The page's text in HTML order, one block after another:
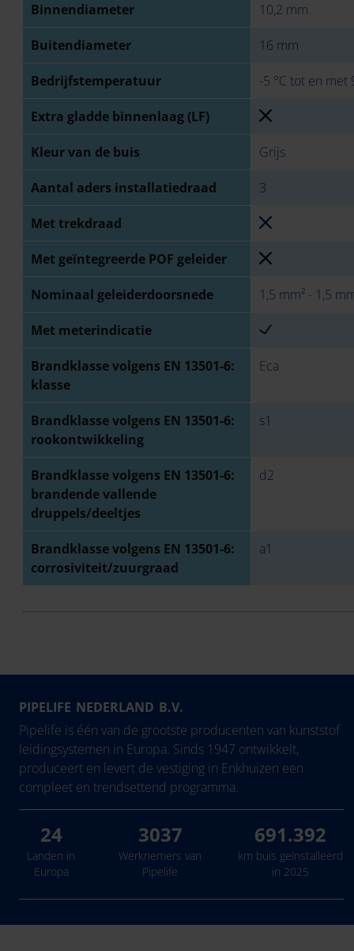
Binnendiameter 10,2 mm
Buitendiameter 16 mm
Bedrijfstemperatuur -5 °C tot en met
Extra gladde binnenlaag (LF)
Kleur van de buis Grijs
Aantal aders installatiedraad 3
Met trekdraad
Met geïntegreerde POF geleider
Nominaal geleiderdoorsnede 1,5 mm² - 1,5
Met meterindicatie
Brandklasse volgens EN 13501-6:
klasse
Eca
Brandklasse volgens EN 13501-6:
rookontwikkeling
s1
Brandklasse volgens EN 13501-6:
brandende vallende
druppels/deeltjes
d2
Brandklasse volgens EN 13501-6:
corrosiviteit/zuurgraad
a1
PIPELIFE NEDERLAND B.V.
Pipelife is één van de grootste producenten van kunststof
leidingsystemen in Europa. Sinds 1947 ontwikkelt,
produceert en levert de vestiging in Enkhuizen een
compleet en trendsettend programma.
24
Landen in
Europa
3037
Werknemers van
Pipelife
691.392
km buis geïnstalleerd
in 2025